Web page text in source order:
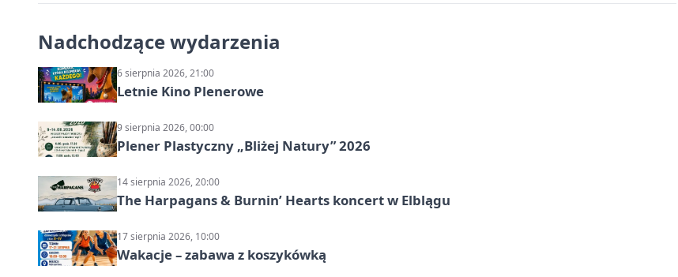
Nadchodzące wydarzenia
6 sierpnia 2026, 21:00
Letnie Kino Plenerowe
9 sierpnia 2026, 00:00
Plener Plastyczny „Bliżej Natury” 2026
14 sierpnia 2026, 20:00
The Harpagans & Burnin’ Hearts koncert w Elblągu
17 sierpnia 2026, 10:00
Wakacje – zabawa z koszykówką